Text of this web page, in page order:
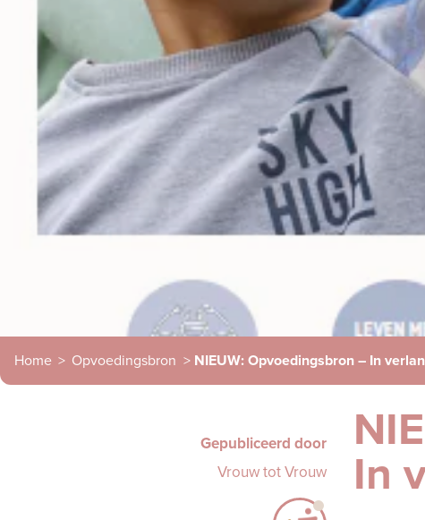
Home > Opvoedingsbron > NIEUW: Opvoedingsbron – In
Gepubliceerd door
Vrouw tot Vrouw
In